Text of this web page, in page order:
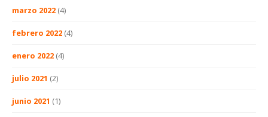
marzo 2022 (4)
febrero 2022 (4)
enero 2022 (4)
julio 2021 (2)
junio 2021 (1)